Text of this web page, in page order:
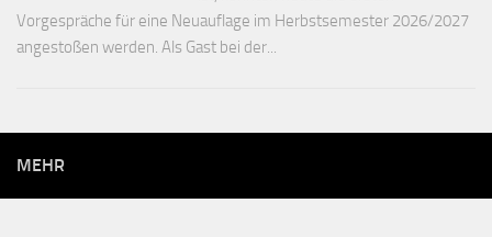
Vorgespräche für eine Neuauflage im Herbstsemester 2026/2027
angestoßen werden. Als Gast bei der...
MEHR